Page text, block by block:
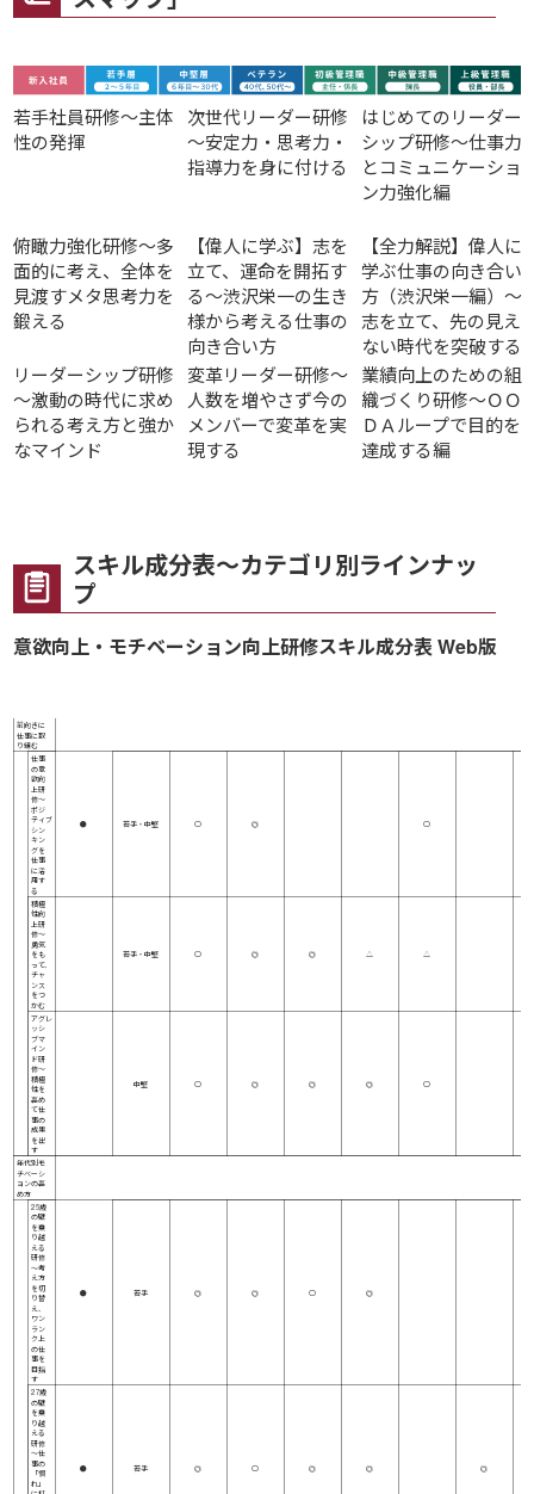
若手社員研修～主体
性の発揮
次世代リーダー研修
～安定力・思考力・
指導力を身に付ける
はじめてのリーダー
シップ研修～仕事力
とコミュニケーショ
ン力強化編
俯瞰力強化研修～多
面的に考え、全体を
見渡すメタ思考力を
鍛える
【偉人に学ぶ】志を
立て、運命を開拓す
る～渋沢栄一の生き
様から考える仕事の
向き合い方
【全力解説】偉人に
学ぶ仕事の向き合い
方（渋沢栄一編）～
志を立て、先の見え
ない時代を突破する
リーダーシップ研修
～激動の時代に求め
られる考え方と強か
なマインド
変革リーダー研修～
人数を増やさず今の
メンバーで変革を実
現する
業績向上のための組
織づくり研修～ＯＯ
ＤＡループで目的を
達成する編
スキル成分表～カテゴリ別ラインナッ
プ
意欲向上・モチベーション向上研修スキル成分表 Web版
前向きに
仕事に取
り組む
仕事
の意
欲向
上研
修～
ポジ
ティブ
シン
キン
グを
仕事
に活
用す
る
● 若手・中堅 ○ ◎ ○
積極
性向
上研
修～
勇気
をも
って、
チャ
ンス
をつ
かむ
若手・中堅 ○ ◎ ◎ △ △
アグレ
ッシ
ブマ
イン
ド研
修～
積極
性を
高め
て仕
事の
成果
を出
す
中堅 ○ ◎ ◎ ◎ ○
年代別モ
チベーシ
ョンの高
め方
25歳
の壁
を乗
り越
える
研修
～考
え方
を切
り替
え、
ワン
ラン
ク上
の仕
事を
目指
す
● 若手 ◎ ◎ ○ ◎
27歳
の壁
を乗
り越
える
研修
～仕
事の
「慣
れ」
● 若手 ◎ ○ ◎ ◎ ◎